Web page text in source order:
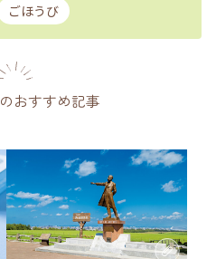
ごほうび
のおすすめ記事